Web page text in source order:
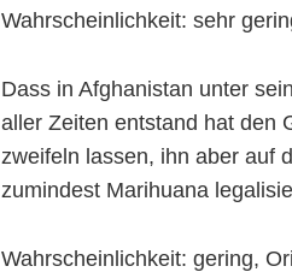
Wahrscheinlichkeit: sehr
Dass in Afghanistan unter
aller Zeiten entstand hat den
zweifeln lassen, ihn aber auf
zumindest Marihuana
Wahrscheinlichkeit: gering,